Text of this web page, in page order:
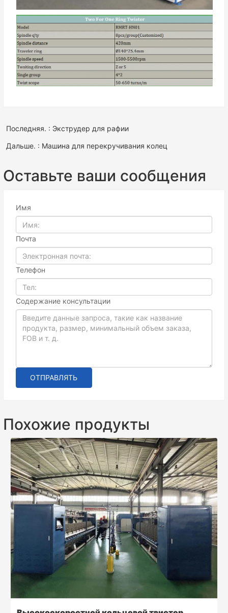
Последняя. : Экструдер для рафии
Дальше. : Машина для перекручивания колец
Оставьте ваши сообщения
Имя
Почта
Телефон
Содержание консультации
ОТПРАВЛЯТЬ
Похожие продукты